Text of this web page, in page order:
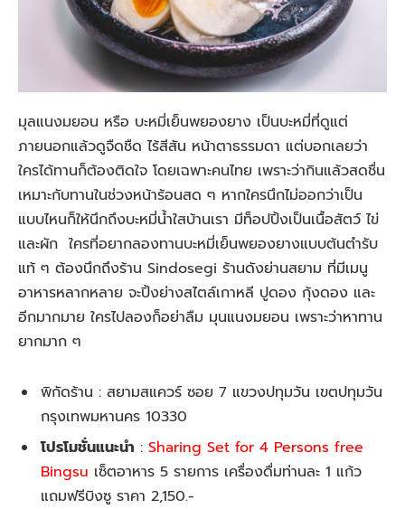
มุลแนงมยอน หรือ บะหมี่เย็นพยองยาง เป็นบะหมี่ที่ดูแต่
ภายนอกแล้วดูจืดชืด ไร้สีสัน หน้าตาธรรมดา แต่บอกเลยว่า
ใครได้ทานก็ต้องติดใจ โดยเฉพาะคนไทย เพราะว่ากินแล้วสดชื่น
เหมาะกับทานในช่วงหน้าร้อนสด ๆ หากใครนึกไม่ออกว่าเป็น
แบบไหนก็ให้นึกถึงบะหมี่น้ำใสบ้านเรา มีท็อปปิ้งเป็นเนื้อสัตว์ ไข่
และผัก ใครที่อยากลองทานบะหมี่เย็นพยองยางแบบต้นตำรับ
แท้ ๆ ต้องนึกถึงร้าน Sindosegi ร้านดังย่านสยาม ที่มีเมนู
อาหารหลากหลาย จะปิ้งย่างสไตล์เกาหลี ปูดอง กุ้งดอง และ
อีกมากมาย ใครไปลองก็อย่าลืม มุนแนงมยอน เพราะว่าหาทาน
ยากมาก ๆ
พิกัดร้าน : สยามสแควร์ ซอย 7 แขวงปทุมวัน เขตปทุมวัน
กรุงเทพมหานคร 10330
โปรโมชั่นแนะนำ : Sharing Set for 4 Persons free
Bingsu เซ็ตอาหาร 5 รายการ เครื่องดื่มท่านละ 1 แก้ว
แถมฟรีบิงซู ราคา 2,150.-